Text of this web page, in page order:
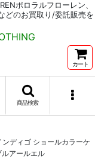
ポロラルフローレン、
どのお買取り/委託販売を
カート
商品検索
ディゴ ショールカラーケ
アールエル